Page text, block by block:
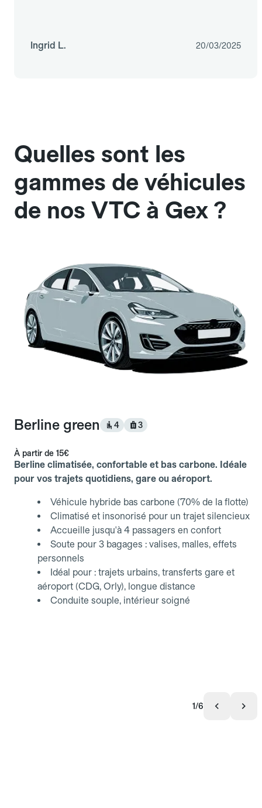
Ingrid L. 20/03/2025
Quelles sont les
gammes de véhicules
de nos VTC à Gex ?
Berline green 4 3
À partir de 15€
Berline climatisée, confortable et bas carbone. Idéale
pour vos trajets quotidiens, gare ou aéroport.
Véhicule hybride bas carbone (70% de la flotte)
Climatisé et insonorisé pour un trajet silencieux
Accueille jusqu'à 4 passagers en confort
Soute pour 3 bagages : valises, malles, effets
personnels
Idéal pour : trajets urbains, transferts gare et
aéroport (CDG, Orly), longue distance
Conduite souple, intérieur soigné
1/6